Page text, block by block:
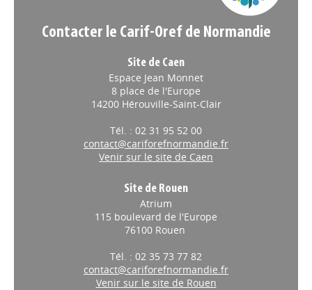
Contacter le Carif-Oref de Normandie
Site de Caen
Espace Jean Monnet
8 place de l'Europe
14200 Hérouville-Saint-Clair
Tél. : 02 31 95 52 00
contact@cariforefnormandie.fr
Venir sur le site de Caen
Site de Rouen
Atrium
115 boulevard de l'Europe
76100 Rouen
Tél. : 02 35 73 77 82
contact@cariforefnormandie.fr
Venir sur le site de Rouen